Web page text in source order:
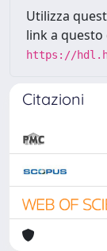
Utilizza
link a
https://
Citazioni